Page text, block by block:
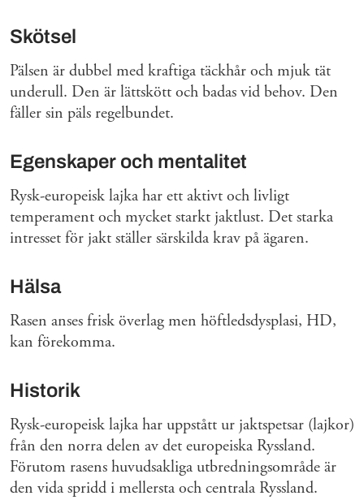
Skötsel
Pälsen är dubbel med kraftiga täckhår och mjuk tät
underull. Den är lättskött och badas vid behov. Den
fäller sin päls regelbundet.
Egenskaper och mentalitet
Rysk-europeisk lajka har ett aktivt och livligt
temperament och mycket starkt jaktlust. Det starka
intresset för jakt ställer särskilda krav på ägaren.
Hälsa
Rasen anses frisk överlag men höftledsdysplasi, HD,
kan förekomma.
Historik
Rysk-europeisk lajka har uppstått ur jaktspetsar (lajkor)
från den norra delen av det europeiska Ryssland.
Förutom rasens huvudsakliga utbredningsområde är
den vida spridd i mellersta och centrala Ryssland.